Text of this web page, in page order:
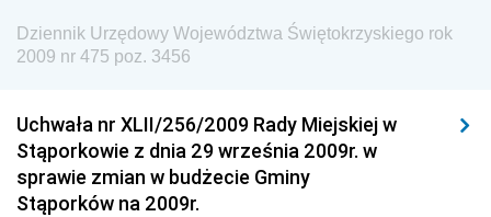
Wewnętrznego
Dziennik Urzędowy Urzędu Patentowego
Dziennik Urzędowy Generalnej Dyrekcji Dróg
Krajowych i Autostrad
Dziennik Urzędowy Ministra Środowiska
Dziennik Urzędowy Województwa Świętokrzyskiego rok
2009 nr 475 poz. 3456
Uchwała nr XLII/256/2009 Rady Miejskiej w
Stąporkowie z dnia 29 września 2009r. w
sprawie zmian w budżecie Gminy
Stąporków na 2009r.